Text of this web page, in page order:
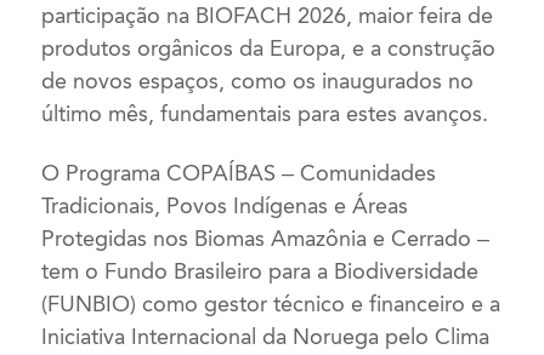
participação na BIOFACH 2026, maior feira de
produtos orgânicos da Europa, e a construção
de novos espaços, como os inaugurados no
último mês, fundamentais para estes avanços.
O Programa COPAÍBAS – Comunidades
Tradicionais, Povos Indígenas e Áreas
Protegidas nos Biomas Amazônia e Cerrado –
tem o Fundo Brasileiro para a Biodiversidade
(FUNBIO) como gestor técnico e financeiro e a
Iniciativa Internacional da Noruega pelo Clima